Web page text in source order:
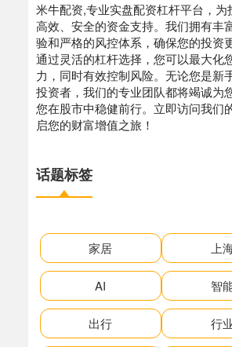
米牛配资,专业实盘配资杠杆平台，为
高效、安全的资金支持。我们拥有丰
验和严格的风控体系，确保您的投资
通过灵活的杠杆选择，您可以最大化
力，同时有效控制风险。无论您是新
投资者，我们的专业团队都将竭诚为
您在股市中稳健前行。立即访问我们
启您的财富增值之旅！
话题标签
家居 上
AI 智
出行 行